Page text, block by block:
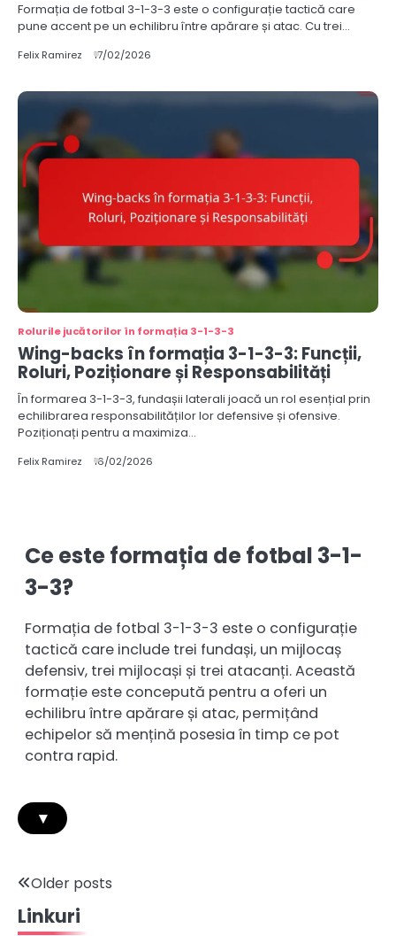
Formația de fotbal 3-1-3-3 este o configurație tactică care
pune accent pe un echilibru între apărare și atac. Cu trei…
Felix Ramirez 17/02/2026
Rolurile jucătorilor în formația 3-1-3-3
Wing-backs în formația 3-1-3-3: Funcții,
Roluri, Poziționare și Responsabilități
În formarea 3-1-3-3, fundașii laterali joacă un rol esențial prin
echilibrarea responsabilităților lor defensive și ofensive.
Poziționați pentru a maximiza…
Felix Ramirez 16/02/2026
Ce este formația de fotbal 3-1-
3-3?
Formația de fotbal 3-1-3-3 este o configurație
tactică care include trei fundași, un mijlocaș
defensiv, trei mijlocași și trei atacanți. Această
formație este concepută pentru a oferi un
echilibru între apărare și atac, permițând
echipelor să mențină posesia în timp ce pot
contra rapid.
▾
Posts
navigation
Older posts
Linkuri